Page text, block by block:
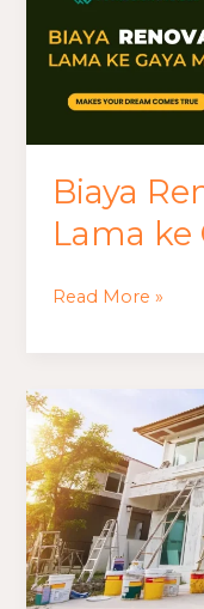
Biaya
Lama ke
Read More »
Layanan
Renovasi
Rumah
Terpercaya